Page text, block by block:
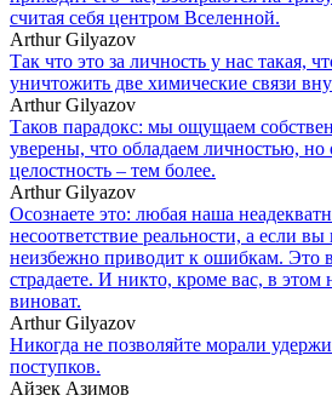
считая себя центром Вселенной.
Arthur Gilyazov
Так что это за личность у нас такая,
уничтожить две химические связи
Arthur Gilyazov
Таков парадокс: мы ощущаем
уверены, что обладаем личностью,
целостность – тем более.
Arthur Gilyazov
Осознаете это: любая наша
несоответствие реальности, а если вы
неизбежно приводит к ошибкам.
страдаете. И никто, кроме вас, в этом
виноват.
Arthur Gilyazov
Никогда не позволяйте морали
поступков.
Айзек Азимов